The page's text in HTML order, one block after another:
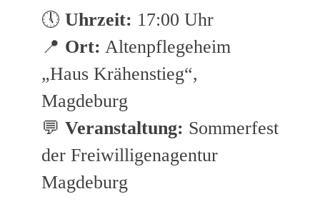
🕔 Uhrzeit: 17:00 Uhr
📍 Ort: Altenpflegeheim
„Haus Krähenstieg“,
Magdeburg
💬 Veranstaltung: Sommerfest
der Freiwilligenagentur
Magdeburg